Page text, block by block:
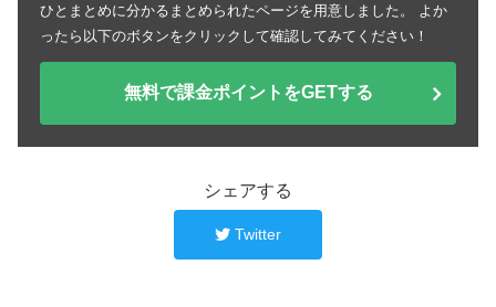
ひとまとめに分かるまとめられたページを用意しました。 よか
ったら以下のボタンをクリックして確認してみてください！
無料で課金ポイントをGETする
シェアする
Twitter